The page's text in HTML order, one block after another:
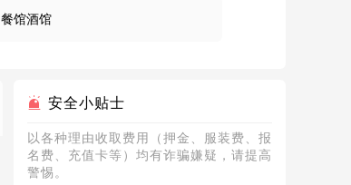
餐馆酒馆
安全小贴士
以各种理由收取费用（押金、服装费、报
名费、充值卡等）均有诈骗嫌疑，请提高
警惕。